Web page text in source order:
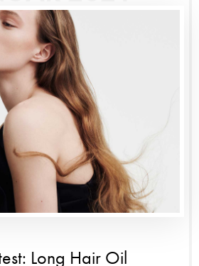
Long Hair Oil